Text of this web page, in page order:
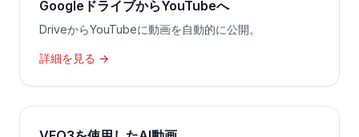
GoogleドライブからYouTubeへ
DriveからYouTubeに動画を自動的に公開。
詳細を見る →